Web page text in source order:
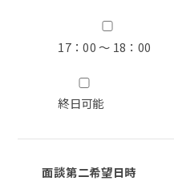
17：00 ～ 18：00
終日可能
面談第二希望日時